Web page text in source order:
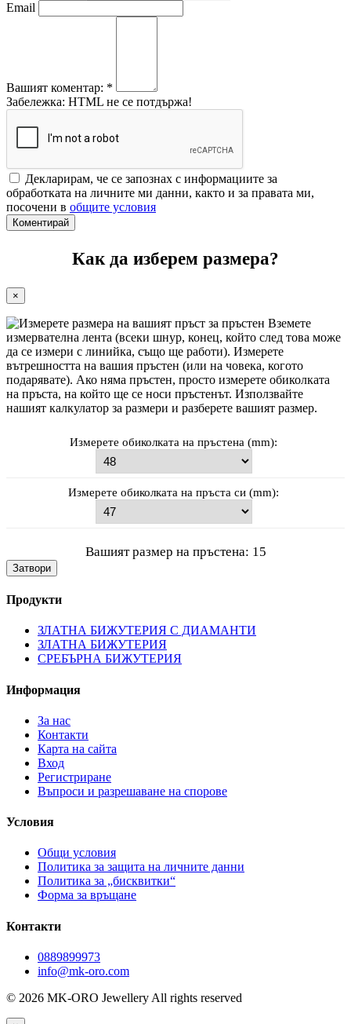
Email
Вашият коментар: *
Забележка: HTML не се потдържа!
Декларирам, че се запознах с информациите за
обработката на личните ми данни, както и за правата ми,
посочени в общите условия
Коментирай
Как да изберем размера?
×
Вземете
измервателна лента (всеки шнур, конец, който след това може
да се измери с линийка, също ще работи). Измерете
вътрешността на вашия пръстен (или на човека, когото
подарявате). Ако няма пръстен, просто измерете обиколката
на пръста, на който ще се носи пръстенът. Използвайте
нашият калкулатор за размери и разберете вашият размер.
Измерете обиколката на пръстена (mm):
Измерете обиколката на пръста си (mm):
Вашият размер на пръстена: 15
Затвори
Продукти
ЗЛАТНА БИЖУТЕРИЯ С ДИАМАНТИ
ЗЛАТНА БИЖУТЕРИЯ
СРЕБЪРНА БИЖУТЕРИЯ
Информация
За нас
Контакти
Карта на сайта
Вход
Регистриране
Въпроси и разрешаване на спорове
Условия
Общи условия
Политика за защита на личните данни
Политика за „бисквитки“
Форма за връщане
Контакти
0889899973
info@mk-oro.com
© 2026 MK-ORO Jewellery All rights reserved